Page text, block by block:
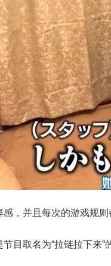
，并且每次的游戏规则
目取名为“拉链拉下来